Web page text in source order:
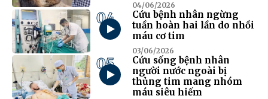
04/06/2026
04
Cứu bệnh nhân ngừng
tuần hoàn hai lần do nhồi
máu cơ tim
03/06/2026
05
Cứu sống bệnh nhân
người nước ngoài bị
thủng tim mang nhóm
máu siêu hiếm